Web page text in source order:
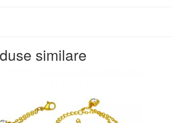
similare